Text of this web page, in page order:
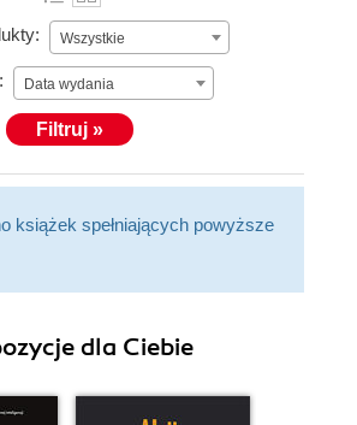
Wszystkie
Data wydania
Filtruj »
książek spełniających powyższe
dla Ciebie